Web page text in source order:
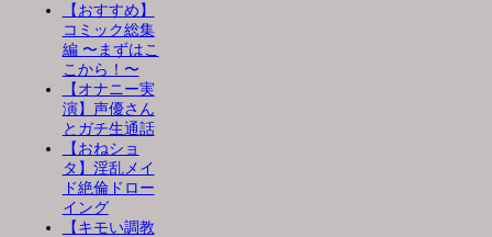
【おすすめ】
コミック総集
編 〜まずはこ
こから！〜
【オナニー実
演】声優さん
とガチ生通話
【おねショ
タ】淫乱メイ
ド絶倫ドロー
イング
【キモい調教